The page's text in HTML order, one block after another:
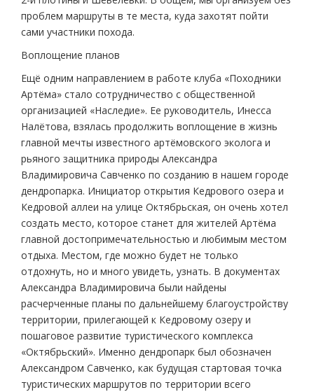
проблем маршруты в те места, куда захотят пойти
сами участники похода.
Воплощение планов
Ещё одним направлением в работе клуба «Походники
Артёма» стало сотрудничество с общественной
организацией «Наследие». Ее руководитель, Инесса
Налётова, взялась продолжить воплощение в жизнь
главной мечты известного артёмовского эколога и
рьяного защитника природы Александра
Владимировича Савченко по созданию в нашем городе
дендропарка. Инициатор открытия Кедрового озера и
Кедровой аллеи на улице Октябрьская, он очень хотел
создать место, которое станет для жителей Артёма
главной достопримечательностью и любимым местом
отдыха. Местом, где можно будет не только
отдохнуть, но и много увидеть, узнать. В документах
Александра Владимировича были найдены
расчерченные планы по дальнейшему благоустройству
территории, прилегающей к Кедровому озеру и
пошаговое развитие туристического комплекса
«Октябрьский». Именно дендропарк был обозначен
Александром Савченко, как будущая стартовая точка
туристических маршрутов по территории всего